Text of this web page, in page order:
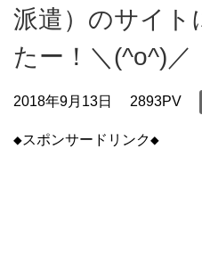
派遣）のサイト
たー！＼(^o^)／
2018年9月13日 2893PV
◆スポンサードリンク◆